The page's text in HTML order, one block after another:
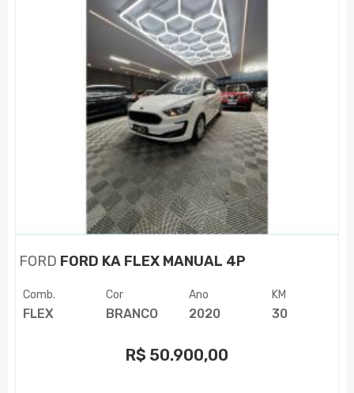
FORD FORD KA FLEX MANUAL 4P
Comb.
FLEX
Cor
BRANCO
Ano
2020
KM
30
R$ 50.900,00